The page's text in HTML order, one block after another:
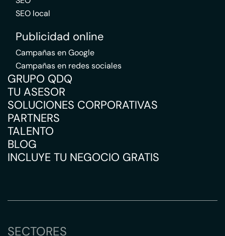
SEO local
Publicidad online
Campañas en Google
Campañas en redes sociales
GRUPO QDQ
TU ASESOR
SOLUCIONES CORPORATIVAS
PARTNERS
TALENTO
BLOG
INCLUYE TU NEGOCIO GRATIS
SECTORES